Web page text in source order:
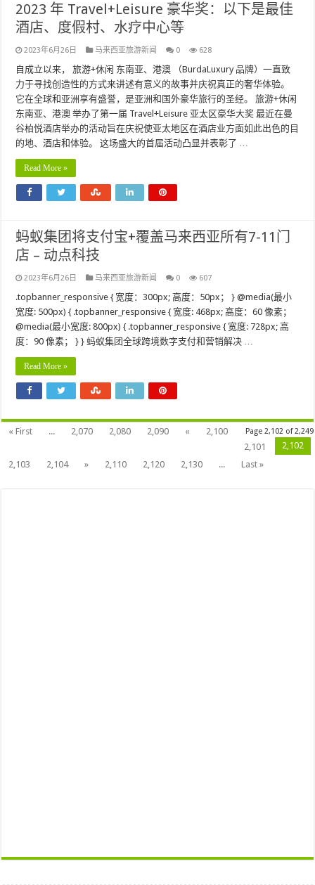
2023 年 Travel+Leisure 豪华奖：以下是最佳
酒店、度假村、水疗中心等
2023年6月26日 马来西亚旅游新闻 0 628
自成立以来， 旅游+休闲 东南亚、港澳 （BurdaLuxury 品牌）一直致
力于寻找创造性的方式来讲述有意义的故事并庆祝真正的奢华体验。
它在全球和亚洲享有盛誉，是亚洲和国外豪华旅行的圣经。 旅游+休闲
东南亚、港澳 举办了第一届 Travel+Leisure 亚太区豪华大奖 最近在曼
谷柏悦酒店举办的活动旨在庆祝使亚太地区在酒店业方面如此出色的目
的地、酒店和体验。 这场盛大的首届活动凸显并表彰了 …
Read More »
蚂蚁集团将支付宝+覆盖马来西亚所有7-11门
店 – 动点科技
2023年6月26日 马来西亚旅游新闻 0 607
.topbanner_responsive { 宽度：300px; 高度：50px； } @media(最小
宽度: 500px) { .topbanner_responsive { 宽度: 468px; 高度：60 像素；
@media(最小宽度: 800px) { .topbanner_responsive { 宽度: 728px; 高
度：90 像素； } } 蚂蚁集团全球跨境数字支付和营销解决 …
Read More »
Page 2,102 of 2,249
« First ... 2,070 2,080 2,090 «
2,100
2,101
2,102
2,103
2,104 » 2,110 2,120 2,130 ... Last »